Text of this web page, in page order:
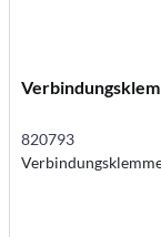
820793